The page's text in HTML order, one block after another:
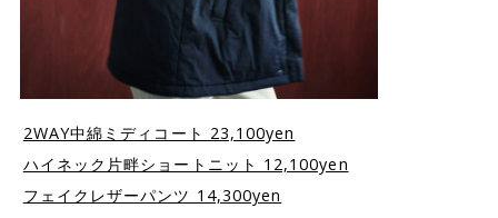
2WAY中綿ミディコート 23,100yen
ハイネック片畔ショートニット 12,100yen
フェイクレザーパンツ 14,300yen